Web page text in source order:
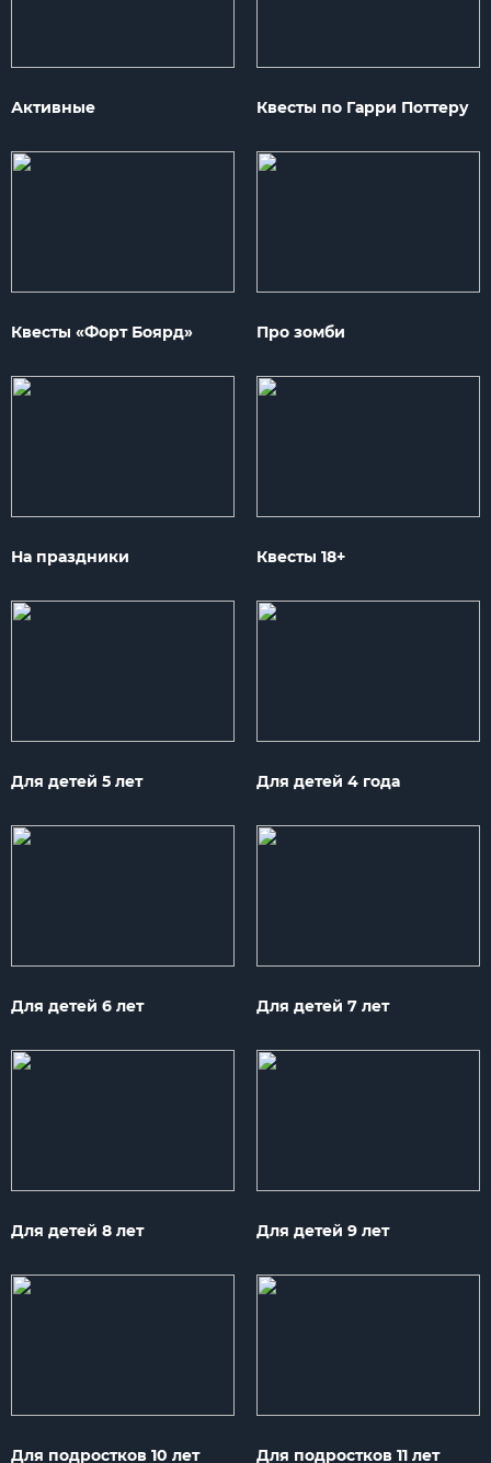
Активные Квесты по Гарри Поттеру
Квесты «Форт Боярд» Про зомби
На праздники Квесты 18+
Для детей 5 лет Для детей 4 года
Для детей 6 лет Для детей 7 лет
Для детей 8 лет Для детей 9 лет
Для подростков 10 лет Для подростков 11 лет